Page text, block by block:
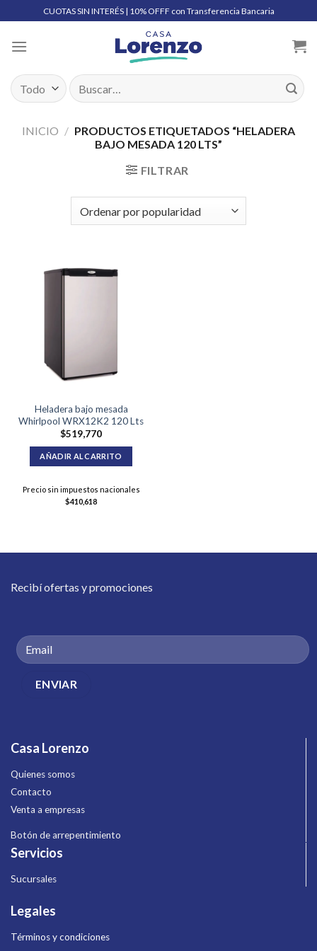
to
content
CUOTAS SIN INTERÉS | 10% OFFF con Transferencia Bancaria
Buscar
por:
INICIO / PRODUCTOS ETIQUETADOS “HELADERA
BAJO MESADA 120 LTS”
FILTRAR
Heladera bajo mesada
Whirlpool WRX12K2 120 Lts
$519,770
AÑADIR AL CARRITO
Precio sin impuestos nacionales
$410,618
Recibí ofertas y promociones
Casa Lorenzo
Quienes somos
Contacto
Venta a empresas
Botón de arrepentimiento
Servicios
Sucursales
Legales
Términos y condiciones